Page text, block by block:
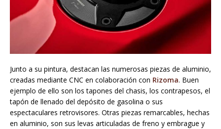
Junto a su pintura, destacan las numerosas piezas de aluminio,
creadas mediante CNC en colaboración con Rizoma. Buen
ejemplo de ello son los tapones del chasis, los contrapesos, el
tapón de llenado del depósito de gasolina o sus
espectaculares retrovisores. Otras piezas remarcables, hechas
en aluminio, son sus levas articuladas de freno y embrague y